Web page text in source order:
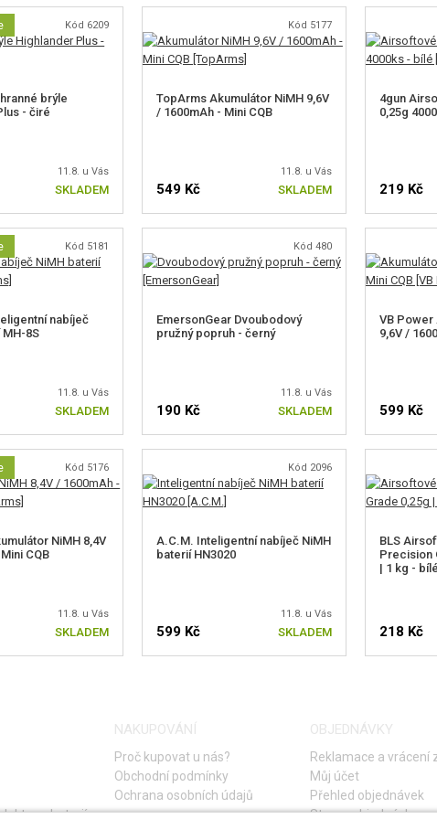
Kód 6209
brýle
- čiré
11.8. u Vás
SKLADEM
Kód 5177
TopArms Akumulátor NiMH 9,6V
/ 1600mAh - Mini CQB
11.8. u Vás
549 Kč SKLADEM
4gun
0,25g
219 Kč
Kód 5181
nabíječ
8S
11.8. u Vás
SKLADEM
Kód 480
EmersonGear Dvoubodový
pružný popruh - černý
11.8. u Vás
190 Kč SKLADEM
VB Power
9,6V /
599 Kč
Kód 5176
NiMH 8,4V
CQB
11.8. u Vás
SKLADEM
Kód 2096
A.C.M. Inteligentní nabíječ NiMH
baterií HN3020
11.8. u Vás
599 Kč SKLADEM
BLS
Precision
| 1 kg - bílé
218 Kč
a baterií
NAKUPOVÁNÍ
Proč kupovat u nás?
Obchodní podmínky
Ochrana osobních údajů
OBJEDNÁVKY
Reklamace a vrácení
Můj účet
Přehled objednávek
Storno objednávky